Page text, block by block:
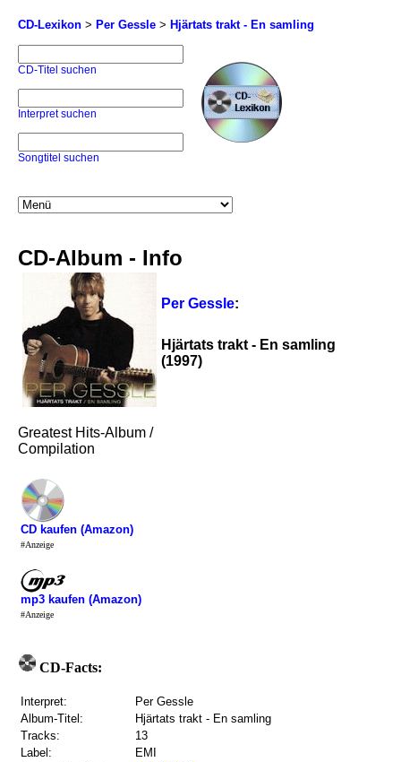
CD-Lexikon > Per Gessle > Hjärtats trakt - En samling
CD-Titel suchen
Interpret suchen
Songtitel suchen
CD-Album - Info
Per Gessle:
Hjärtats trakt - En samling
(1997)
Greatest Hits-Album /
Compilation
CD kaufen (Amazon)
#Anzeige
mp3 kaufen (Amazon)
#Anzeige
CD-Facts:
Interpret:
Per Gessle
Album-Titel:
Hjärtats trakt - En samling
Tracks:
13
Label:
EMI